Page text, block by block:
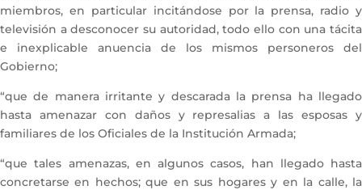
miembros, en particular incitándose por la prensa, radio y
televisión a desconocer su autoridad, todo ello con una tácita
e inexplicable anuencia de los mismos personeros del
Gobierno;
“que de manera irritante y descarada la prensa ha llegado
hasta amenazar con daños y represalias a las esposas y
familiares de los Oficiales de la Institución Armada;
“que tales amenazas, en algunos casos, han llegado hasta
concretarse en hechos; que en sus hogares y en la calle, la